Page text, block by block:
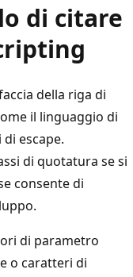
di citare
della riga di
il linguaggio di
escape.
di quotatura se si
consente di
di parametro
o caratteri di